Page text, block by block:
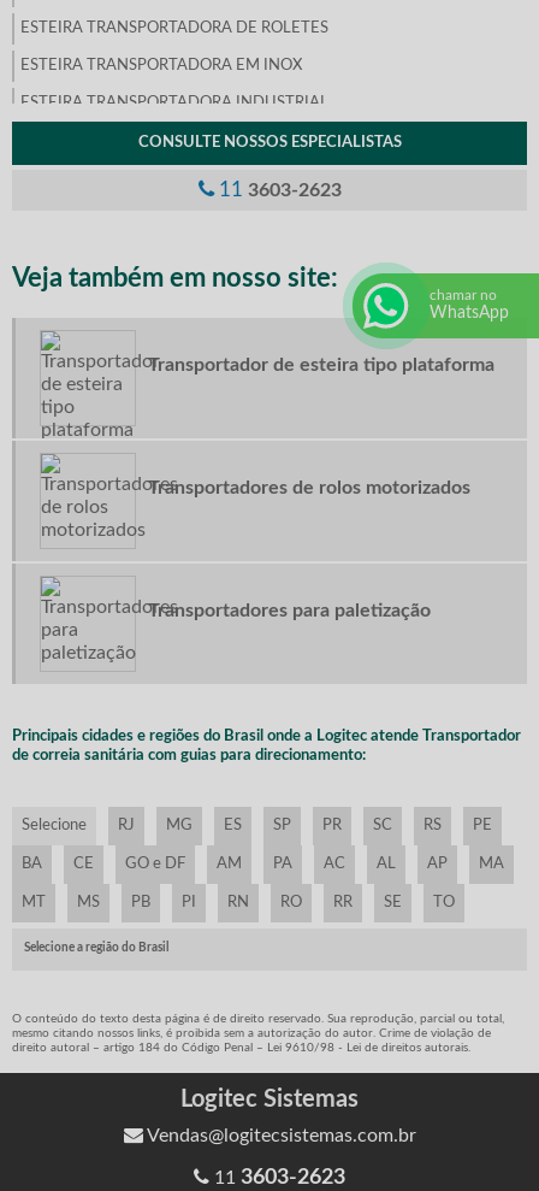
ESTEIRA TRANSPORTADORA DE ROLETES
ESTEIRA TRANSPORTADORA EM INOX
ESTEIRA TRANSPORTADORA INDUSTRIAL
ESTEIRAS TRANSPORTADORAS METÁLICAS
ESTEIRA TRANSPORTADORA PARA SACARIA
ESTEIRAS DE ROLETES
ESTEIRAS TRANSPORTADORAS CURVAS
ESTEIRAS TRANSPORTADORAS EM PVC
FABRICANTE DE ESTEIRAS INDUSTRIAIS
FABRICANTES DE ESTEIRAS TRANSPORTADORAS
MAGAZINE DE PALETES
MESA GIRATÓRIA DE ROLOS ACIONADOS
MESA GIRATÓRIA DE ROLOS LIVRES
TRANSPORTADOR COM ESTEIRA MODULAR
SISTEMAS DE TRANSPORTADORES CONTÍNUOS
TRANSPORTADOR DE CORREIA
TRANSPORTADOR DE CORREIA SOBRE ROLETES
TRANSPORTADOR DE CORRENTE MODULAR PLÁSTICA
TRANSPORTADOR DE ELEVAÇÃO COM CORREIA
TRANSPORTADOR DE ELEVAÇÃO DE PRODUTOS
TRANSPORTADOR DE ESTEIRA
TRANSPORTADOR DE ESTEIRA TIPO PLATAFORMA
TRANSPORTADOR DE ROLOS
TRANSPORTADOR DE ROLETES
TRANSPORTADOR INCLINADO
TRANSPORTADOR PARA DETECTOR DE METAIS
CONSULTE NOSSOS ESPECIALISTAS
11 3603-2623
Veja também em nosso site:
Transportador de esteira tipo plataforma
Transportadores de rolos motorizados
Transportadores para paletização
Principais cidades e regiões do Brasil onde a Logitec atende Transportador
de correia sanitária com guias para direcionamento:
Selecione RJ MG ES SP PR SC RS PE
BA CE GO e DF AM PA AC AL AP MA
MT MS PB PI RN RO RR SE TO
Selecione a região do Brasil
O conteúdo do texto desta página é de direito reservado. Sua reprodução, parcial ou total,
mesmo citando nossos links, é proibida sem a autorização do autor. Crime de violação de
direito autoral – artigo 184 do Código Penal –
Lei 9610/98 - Lei de direitos autorais
Logitec Sistemas
Vendas@logitecsistemas.com.br
11 3603-2623
chamar no
WhatsApp